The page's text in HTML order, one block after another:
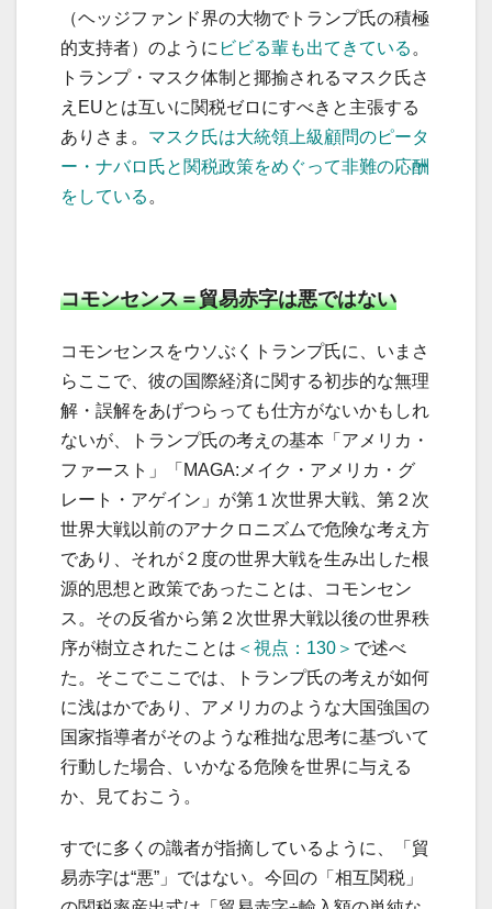
（ヘッジファンド界の大物でトランプ氏の積極
的支持者）のように ビビる輩も出てきている 。
トランプ・マスク体制と揶揄されるマスク氏さ
えEUとは互いに関税ゼロにすべきと主張する
ありさま。 マスク氏は大統領上級顧問のピータ
ー・ナバロ氏と関税政策をめぐって非難の応酬
をしている 。
コモンセンス＝貿易赤字は悪ではない
コモンセンスをウソぶくトランプ氏に、いまさ
らここで、彼の国際経済に関する初歩的な無理
解・誤解をあげつらっても仕方がないかもしれ
ないが、トランプ氏の考えの基本「アメリカ・
ファースト」「MAGA:メイク・アメリカ・グ
レート・アゲイン」が第１次世界大戦、第２次
世界大戦以前のアナクロニズムで危険な考え方
であり、それが２度の世界大戦を生み出した根
源的思想と政策であったことは、コモンセン
ス。その反省から第２次世界大戦以後の世界秩
序が樹立されたことは ＜視点：130＞ で述べ
た。そこでここでは、トランプ氏の考えが如何
に浅はかであり、アメリカのような大国強国の
国家指導者がそのような稚拙な思考に基づいて
行動した場合、いかなる危険を世界に与える
か、見ておこう。
すでに多くの識者が指摘しているように、「貿
易赤字は“悪”」ではない。今回の「相互関税」